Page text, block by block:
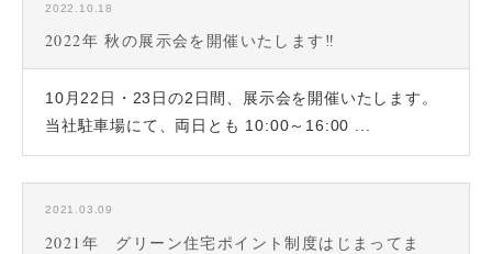
2022.10.18
2022年 秋の展示会を開催いたします‼
10月22日・23日の2日間、展示会を開催いたします。
当社駐車場にて、両日とも 10:00～16:00 ...
2021.03.09
2021年 グリーン住宅ポイント制度はじまってま